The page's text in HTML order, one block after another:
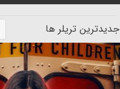
جدیدترین تریلر ها